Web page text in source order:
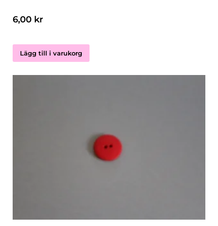
6,00 kr
Lägg till i varukorg